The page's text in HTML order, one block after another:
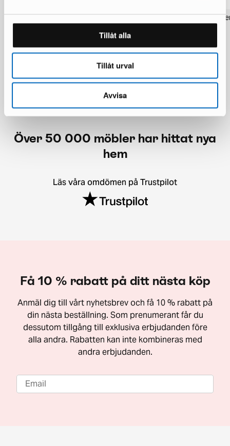
Tillåt alla
Tillåt urval
Avvisa
Rezas Modern Handmade Mix matta
200 x 220 cm
15 924 kr 19 906 kr
Pakistan handknotted
matta 63 x 186 cm
2 934 kr 3 672 kr
Över 50 000 möbler har hittat nya
hem
Läs våra omdömen på Trustpilot
Få 10 % rabatt på ditt nästa köp
Anmäl dig till vårt nyhetsbrev och få 10 % rabatt på
din nästa beställning. Som prenumerant får du
dessutom tillgång till exklusiva erbjudanden före
alla andra. Rabatten kan inte kombineras med
andra erbjudanden.